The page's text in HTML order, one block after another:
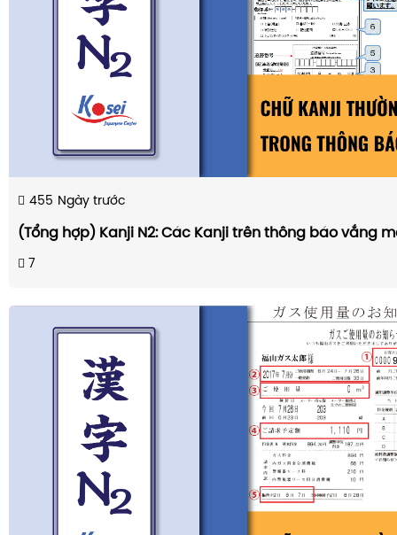
455 Ngày trước
(Tổng hợp) Kanji N2: Các Kanji trên thông báo vắng
7